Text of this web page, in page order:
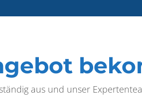
aus und unser